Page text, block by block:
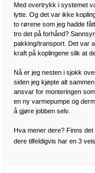
Med overtrykk i systemet
lytte. Og det var ikke
to rørene som jeg hadde
tro det på forhånd?
pakking/transport. Det var
kraft på koplingene slik at
Nå er jeg nesten i sjokk
siden jeg kjøpte alt
ansvar for monteringen
en ny varmepumpe og
å gjøre jobben selv.
Hva mener dere? Finns
dere tilfeldigvis har en 3